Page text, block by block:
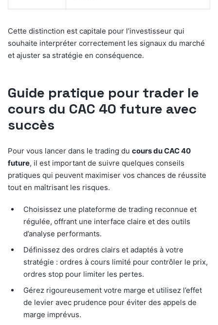
Cette distinction est capitale pour l’investisseur qui
souhaite interpréter correctement les signaux du marché
et ajuster sa stratégie en conséquence.
Guide pratique pour trader le
cours du CAC 40 future avec
succès
Pour vous lancer dans le trading du cours du CAC 40
future, il est important de suivre quelques conseils
pratiques qui peuvent maximiser vos chances de réussite
tout en maîtrisant les risques.
Choisissez une plateforme de trading reconnue et
régulée, offrant une interface claire et des outils
d’analyse performants.
Définissez des ordres clairs et adaptés à votre
stratégie : ordres à cours limité pour contrôler le prix,
ordres stop pour limiter les pertes.
Gérez rigoureusement votre marge et utilisez l’effet
de levier avec prudence pour éviter des appels de
marge imprévus.